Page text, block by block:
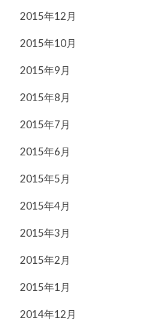
2015年12月
2015年10月
2015年9月
2015年8月
2015年7月
2015年6月
2015年5月
2015年4月
2015年3月
2015年2月
2015年1月
2014年12月